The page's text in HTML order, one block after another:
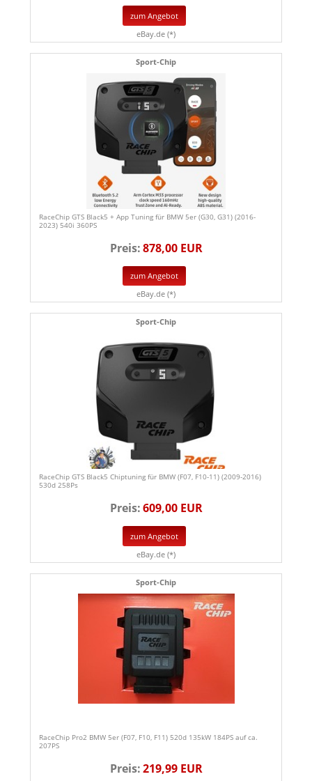
zum Angebot
eBay.de (*)
Sport-Chip
RaceChip GTS Black5 + App Tuning für BMW 5er (G30, G31) (2016-
2023) 540i 360PS
Preis:878,00 EUR
zum Angebot
eBay.de (*)
Sport-Chip
RaceChip GTS Black5 Chiptuning für BMW (F07, F10-11) (2009-2016)
530d 258Ps
Preis:609,00 EUR
zum Angebot
eBay.de (*)
Sport-Chip
RaceChip Pro2 BMW 5er (F07, F10, F11) 520d 135kW 184PS auf ca.
207PS
Preis:219,99 EUR